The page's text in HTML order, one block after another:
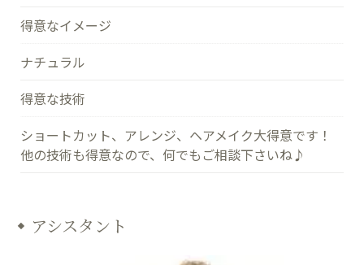
得意なイメージ
ナチュラル
得意な技術
ショートカット、アレンジ、ヘアメイク大得意です！
他の技術も得意なので、何でもご相談下さいね♪
アシスタント